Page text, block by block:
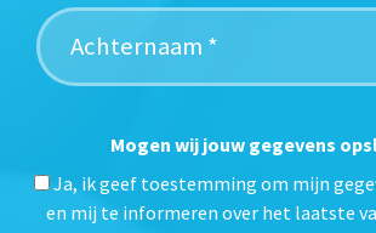
Mogen wij jouw gegevens
Ja, ik geef toestemming om mijn
en mij te informeren over het laatste